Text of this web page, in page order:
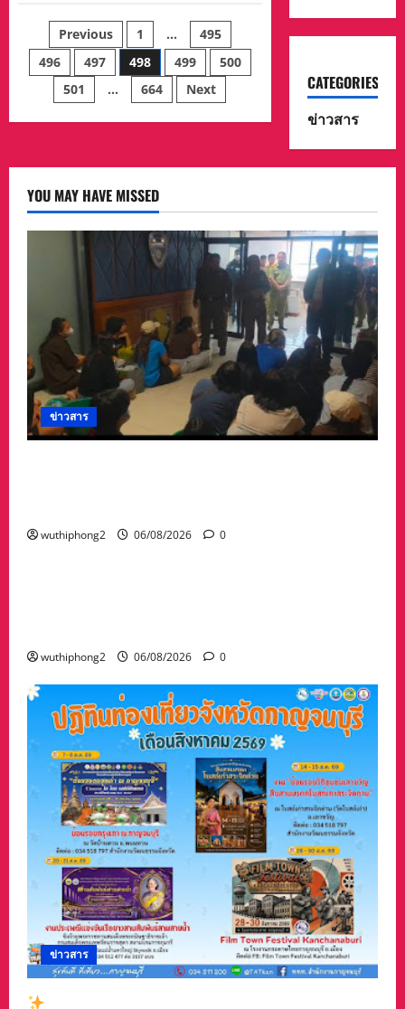
ดึง
สาย
วิ่ง
รัก
สุขภาพ
รัก
Posts
pagination
Previous 1 …
495
496
497 498 499
500
501
… 664 Next
CATEGORIES
ข่าวสาร
YOU MAY HAVE MISSED
ข่าวสาร
wuthiphong2 06/08/2026 0
ข่าวสาร
wuthiphong2 06/08/2026 0
ข่าวสาร